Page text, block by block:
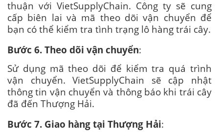
thuận với VietSupplyChain. Công ty sẽ cung
cấp biên lai và mã theo dõi vận chuyển để
bạn có thể kiểm tra tình trạng lô hàng trái cây.
Bước 6. Theo dõi vận chuyển:
Sử dụng mã theo dõi để kiểm tra quá trình
vận chuyển. VietSupplyChain sẽ cập nhật
thông tin vận chuyển và thông báo khi trái cây
đã đến Thượng Hải.
Bước 7. Giao hàng tại Thượng Hải: